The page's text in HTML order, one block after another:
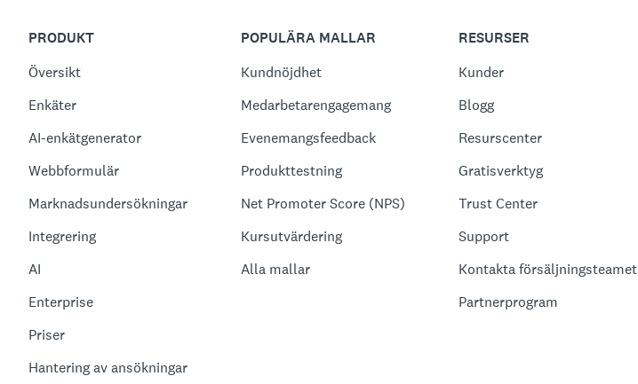
PRODUKT
Översikt
Enkäter
AI-enkätgenerator
Webbformulär
Marknadsundersökningar
Integrering
AI
Enterprise
Priser
Hantering av ansökningar
POPULÄRA MALLAR
Kundnöjdhet
Medarbetarengagemang
Evenemangsfeedback
Produkttestning
Net Promoter Score (NPS)
Kursutvärdering
Alla mallar
RESURSER
Kunder
Blogg
Resurscenter
Gratisverktyg
Trust Center
Support
Kontakta försäljningsteamet
Partnerprogram